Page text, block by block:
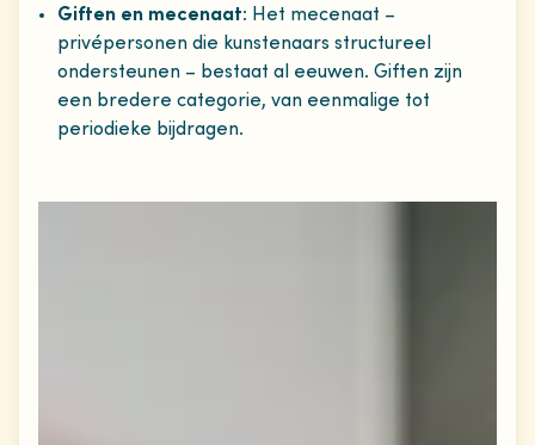
Giften en mecenaat: Het mecenaat –
privépersonen die kunstenaars structureel
ondersteunen – bestaat al eeuwen. Giften zijn
een bredere categorie, van eenmalige tot
periodieke bijdragen.